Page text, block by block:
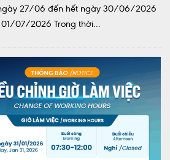
27/06 đến hết ngày 30/06/2026
07/2026 Trong thời...